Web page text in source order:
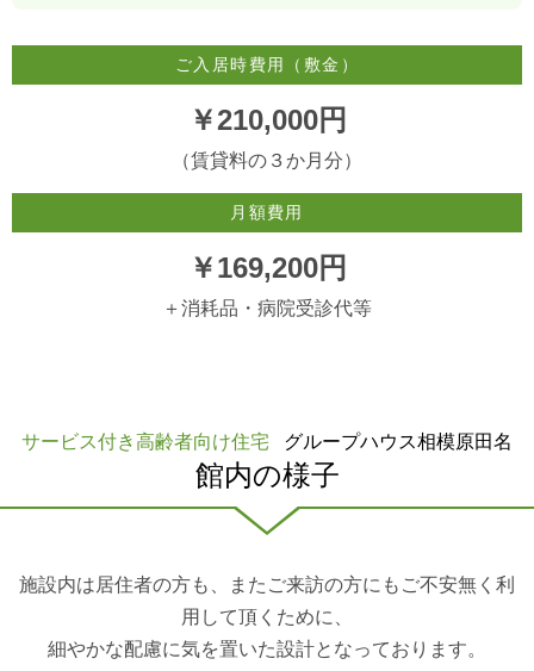
ご入居時費用（敷金）
￥210,000円
（賃貸料の３か月分）
月額費用
￥169,200円
＋消耗品・病院受診代等
サービス付き高齢者向け住宅 グループハウス相模原田名
館内の様子
施設内は居住者の方も、またご来訪の方にもご不安無く利
用して頂くために、
細やかな配慮に気を置いた設計となっております。